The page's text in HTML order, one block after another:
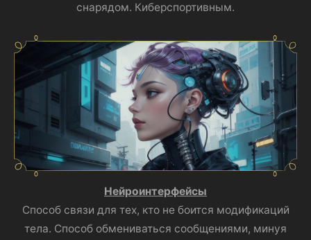
снарядом. Киберспортивным.
Нейроинтерфейсы
Способ связи для тех, кто не боится модификаций
тела. Способ обмениваться сообщениями, минуя